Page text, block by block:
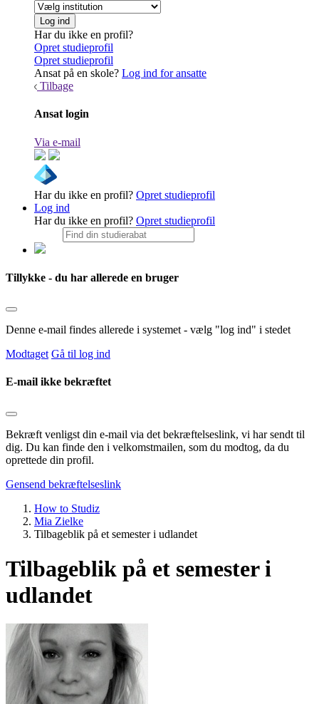
Har du ikke en profil?
Opret studieprofil
Opret studieprofil
Ansat på en skole? Log ind for ansatte
Tilbage
Ansat login
Via e-mail
Har du ikke en profil? Opret studieprofil
Log ind
Har du ikke en profil? Opret studieprofil
Tillykke - du har allerede en bruger
Denne e-mail findes allerede i systemet - vælg "log ind" i stedet
Modtaget Gå til log ind
E-mail ikke bekræftet
Bekræft venligst din e-mail via det bekræftelseslink, vi har sendt til
dig. Du kan finde den i velkomstmailen, som du modtog, da du
oprettede din profil.
Gensend bekræftelseslink
How to Studiz
Mia Zielke
Tilbageblik på et semester i udlandet
Tilbageblik på et semester i
udlandet